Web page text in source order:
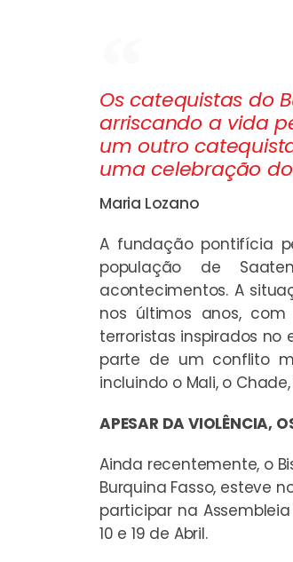
Os catequistas do
arriscando a vida
um outro
uma celebração
Maria Lozano
A fundação pontifícia
população de
acontecimentos. A
nos últimos anos,
terroristas inspirados no
parte de um conflito
incluindo o Mali, o
APESAR DA VIOLÊNCIA,
Ainda recentemente, o
Burquina Fasso, esteve
participar na
10 e 19 de Abril.